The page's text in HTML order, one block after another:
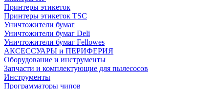
Принтеры этикеток
Принтеры этикеток TSC
Уничтожители бумаг
Уничтожители бумаг Deli
Уничтожители бумаг Fellowes
АКСЕССУАРЫ и ПЕРИФЕРИЯ
Оборудование и инструменты
Запчасти и комплектующие для пылесосов
Инструменты
Программаторы чипов